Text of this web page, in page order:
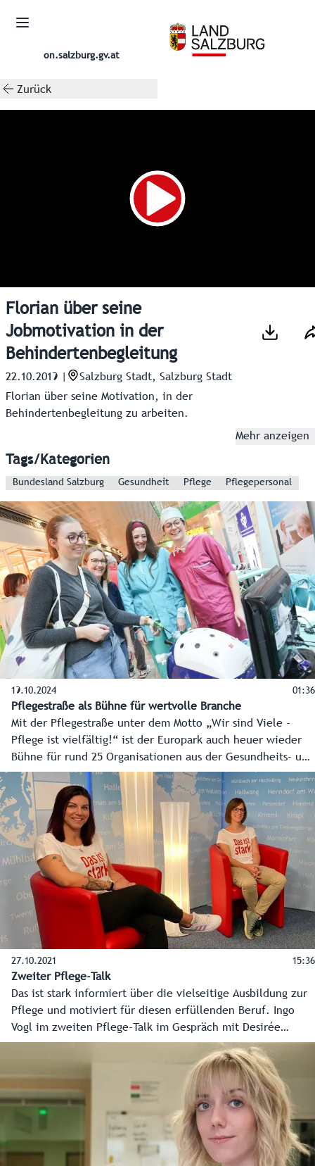
on.salzburg.gv.at
Zurück
Florian über seine
Jobmotivation in der
Behindertenbegleitung
22.10.2019
Salzburg Stadt, Salzburg Stadt
Florian über seine Motivation, in der
Behindertenbegleitung zu arbeiten.
Mehr anzeigen
Tags/Kategorien
Bundesland Salzburg Gesundheit Pflege Pflegepersonal
19.10.2024 01:36
Pflegestraße als Bühne für wertvolle Branche
Mit der Pflegestraße unter dem Motto „Wir sind Viele -
Pflege ist vielfältig!“ ist der Europark auch heuer wieder
Bühne für rund 25 Organisationen aus der Gesundheits- und
Krankenpflege. Sie zeigen nicht nur, was ihre
Mitarbeiterinnen und Mitarbeiter tagtäglich für uns alle
leisten, sondern auch, wie man selber seine Karriere in
dieser spannenden und wichtigen Berufswelt startet.
27.10.2021 15:36
Zweiter Pflege-Talk
Das ist stark informiert über die vielseitige Ausbildung zur
Pflege und motiviert für diesen erfüllenden Beruf. Ingo
Vogl im zweiten Pflege-Talk im Gespräch mit Desirée
Scharkaroff (Volkshilfe) und Martina Bärnthaler (Kardinal
Schwarzenberg Klinikum).